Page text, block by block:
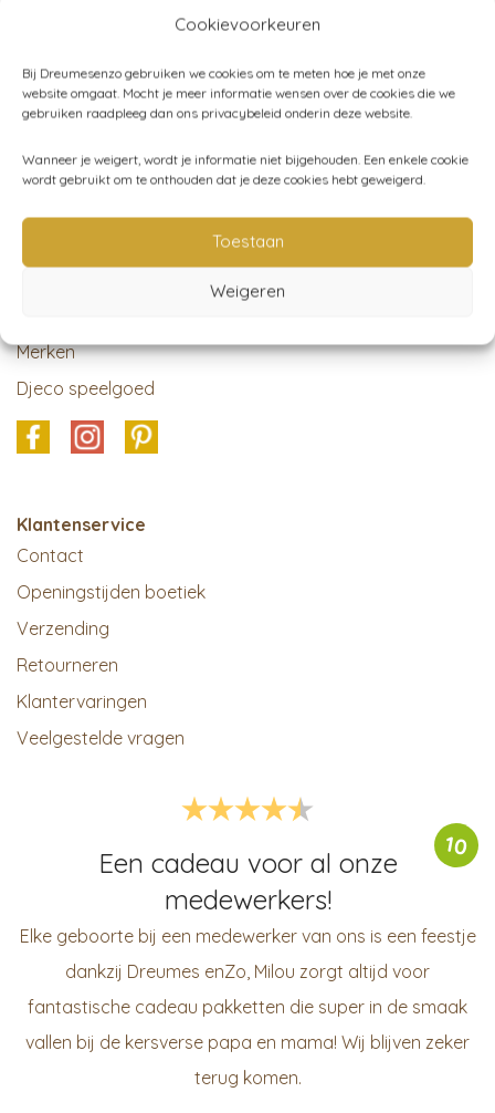
Cookievoorkeuren
Bij Dreumesenzo gebruiken we cookies om te meten hoe je met onze
website omgaat. Mocht je meer informatie wensen over de cookies die we
gebruiken raadpleeg dan ons privacybeleid onderin deze website.
Wanneer je weigert, wordt je informatie niet bijgehouden. Een enkele cookie
wordt gebruikt om te onthouden dat je deze cookies hebt geweigerd.
Toestaan
Weigeren
Merken
Djeco speelgoed
Klantenservice
Contact
Openingstijden boetiek
Verzending
Retourneren
Klantervaringen
Veelgestelde vragen
10
Een cadeau voor al onze
medewerkers!
Elke geboorte bij een medewerker van ons is een feestje
dankzij Dreumes enZo, Milou zorgt altijd voor
fantastische cadeau pakketten die super in de smaak
vallen bij de kersverse papa en mama! Wij blijven zeker
terug komen.